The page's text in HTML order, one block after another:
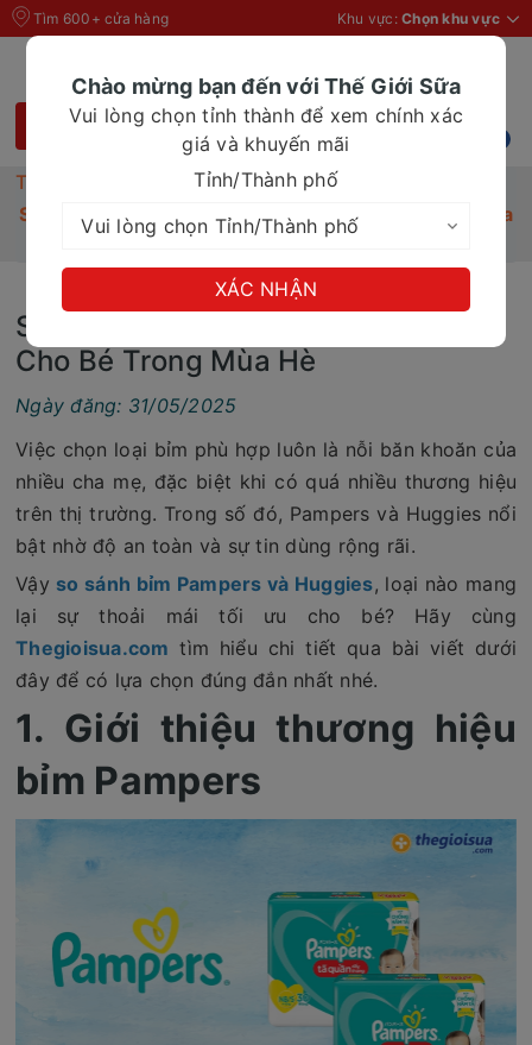
Tìm 600+ cửa hàng Khu vực: Chọn khu vực
Trang chủ
Tin Tức
So Sánh Bỉm Pamper Và Huggies Cho Bé Trong Mùa
So Sánh Bỉm Pamper Và Huggies
Cho Bé Trong Mùa Hè
Ngày đăng: 31/05/2025
Việc chọn loại bỉm phù hợp luôn là nỗi băn khoăn của
nhiều cha mẹ, đặc biệt khi có quá nhiều thương hiệu
trên thị trường. Trong số đó, Pampers và Huggies nổi
bật nhờ độ an toàn và sự tin dùng rộng rãi.
Vậy so sánh bỉm Pampers và Huggies, loại nào mang
lại sự thoải mái tối ưu cho bé? Hãy cùng
Thegioisua.com tìm hiểu chi tiết qua bài viết dưới
đây để có lựa chọn đúng đắn nhất nhé.
1. Giới thiệu thương hiệu
bỉm Pampers
Chào mừng bạn đến với Thế Giới Sữa
Vui lòng chọn tỉnh thành để xem chính xác
giá và khuyến mãi
Tỉnh/Thành phố
XÁC NHẬN